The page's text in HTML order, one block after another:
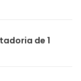
de 1